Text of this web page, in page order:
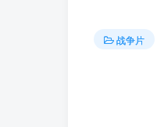
战争片